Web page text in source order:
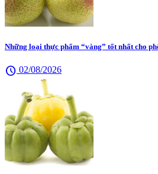
Những loại thực phẩm “vàng” tốt nhất cho
schedule 02/08/2026